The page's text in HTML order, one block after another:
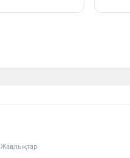
Жаңалықтар